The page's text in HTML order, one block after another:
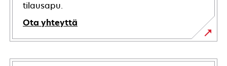
tilausapu.
Ota yhteyttä